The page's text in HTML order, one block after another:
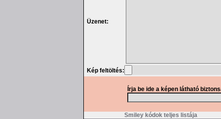
Üzenet:
Kép feltöltés:
Írja be ide a képen látható
Smiley kódok teljes listája